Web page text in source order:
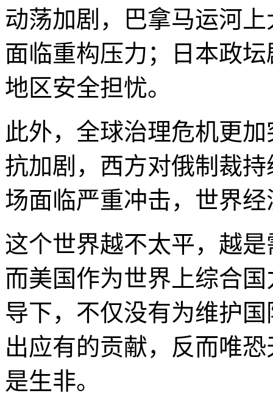
动荡加剧，巴拿马运河
面临重构压力；日本政
地区安全担忧。
此外，全球治理危机更
抗加剧，西方对俄制裁
场面临严重冲击，世界
这个世界越不太平，越
而美国作为世界上综合
导下，不仅没有为维护
出应有的贡献，反而唯
是生非。